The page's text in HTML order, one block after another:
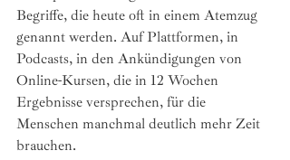
Begriffe, die heute oft in einem Atemzug
genannt werden. Auf Plattformen, in
Podcasts, in den Ankündigungen von
Online-Kursen, die in 12 Wochen
Ergebnisse versprechen, für die
Menschen manchmal deutlich mehr Zeit
brauchen.